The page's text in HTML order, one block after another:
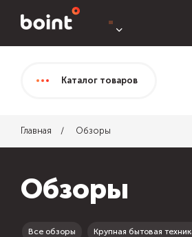
Каталог товаров
Главная Обзоры
Обзоры
Все обзоры Крупная бытовая